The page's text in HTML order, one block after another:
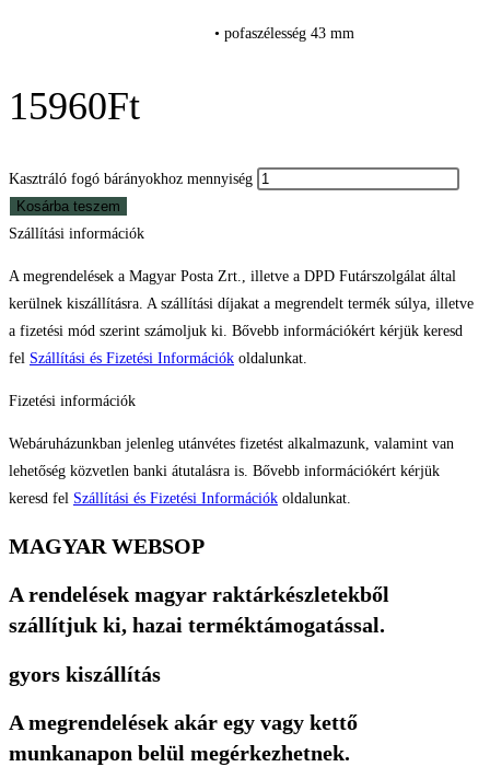
• pofaszélesség 43 mm
15960Ft
Kasztráló fogó bárányokhoz mennyiség
Kosárba teszem
Szállítási információk
A megrendelések a Magyar Posta Zrt., illetve a DPD Futárszolgálat által
kerülnek kiszállításra. A szállítási díjakat a megrendelt termék súlya, illetve
a fizetési mód szerint számoljuk ki. Bővebb információkért kérjük keresd
fel Szállítási és Fizetési Információk oldalunkat.
Fizetési információk
Webáruházunkban jelenleg utánvétes fizetést alkalmazunk, valamint van
lehetőség közvetlen banki átutalásra is. Bővebb információkért kérjük
keresd fel Szállítási és Fizetési Információk oldalunkat.
MAGYAR WEBSOP
A rendelések magyar raktárkészletekből
szállítjuk ki, hazai terméktámogatással.
gyors kiszállítás
A megrendelések akár egy vagy kettő
munkanapon belül megérkezhetnek.